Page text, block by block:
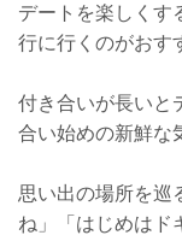
デートを楽しくす
行に行くのがおす
付き合いが長いと
合い始めの新鮮な
思い出の場所を巡
ね」「はじめはド